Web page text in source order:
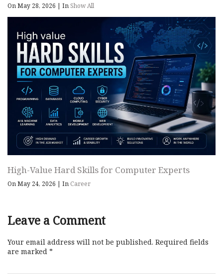
On May 28, 2026 | InShow All
High-Value Hard Skills for Computer Experts
On May 24, 2026 | In Career
Leave a Comment
Your email address will not be published. Required fields
are marked *